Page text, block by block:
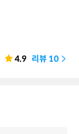
4.9 리뷰 10